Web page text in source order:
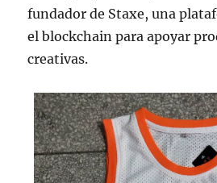
fundador de Staxe, una
el blockchain para apoyar
creativas.